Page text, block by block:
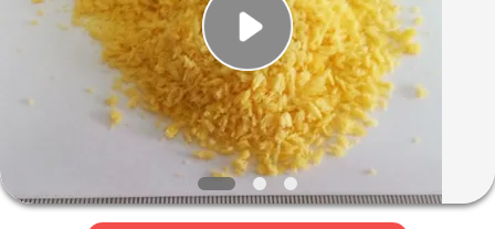
ΣΕΛΊΔΑ
ΠΡΟΪΌΝΤΑ
ΣΧΕΤΙΚΆ